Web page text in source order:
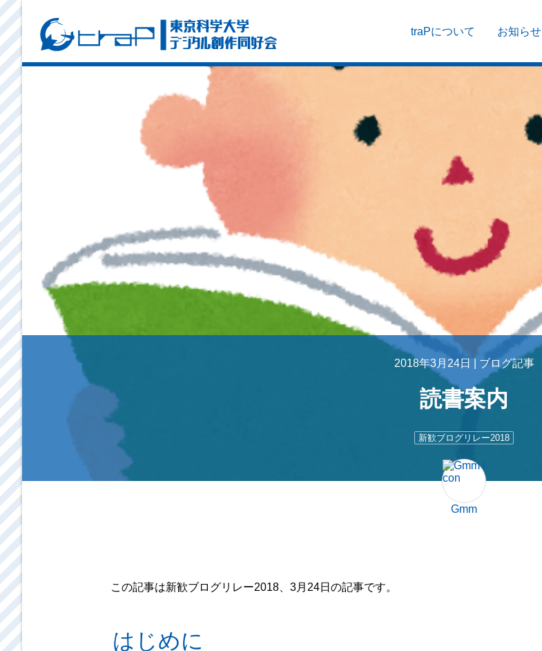
traPについて お知らせ
2018年3月24日 | ブログ記事
読書案内
新歓ブログリレー2018
Gmm
この記事は新歓ブログリレー2018、3月24日の記事です。
はじめに